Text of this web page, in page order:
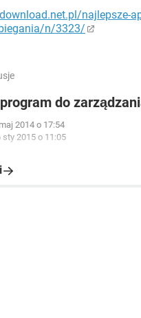
najlepsze-
n/3323/
do
2014 o 17:54
sty 2015 o 11:05